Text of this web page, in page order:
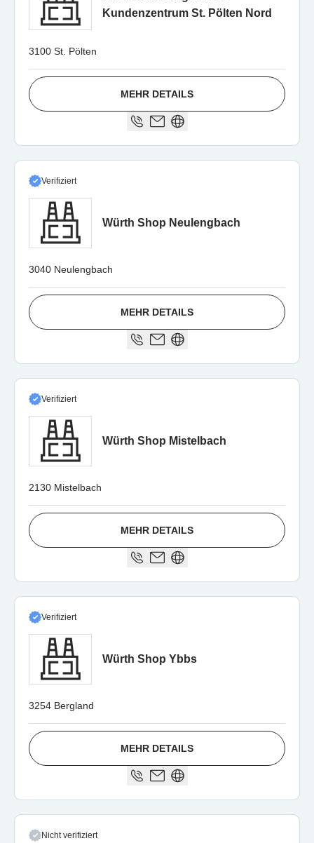
Kundenzentrum St. Pölten Nord
3100 St. Pölten
MEHR DETAILS
Verifiziert
Würth Shop Neulengbach
3040 Neulengbach
MEHR DETAILS
Verifiziert
Würth Shop Mistelbach
2130 Mistelbach
MEHR DETAILS
Verifiziert
Würth Shop Ybbs
3254 Bergland
MEHR DETAILS
Nicht verifiziert